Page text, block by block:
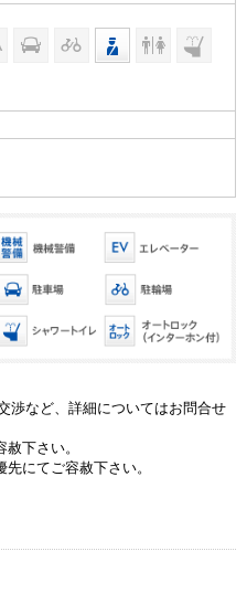
渉など、詳細についてはお問合せ
下さい。
にてご容赦下さい。